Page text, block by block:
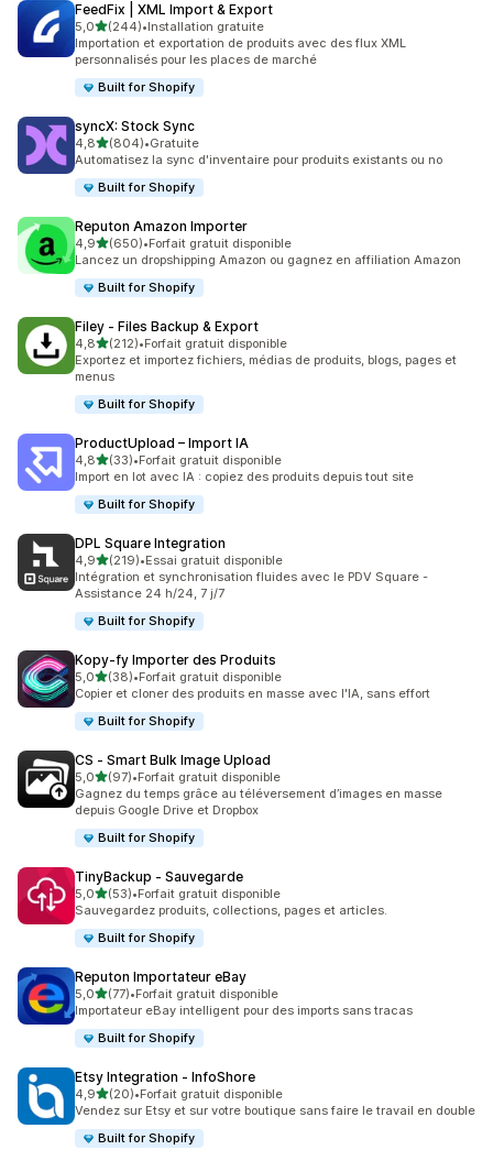
FeedFix | XML Import & Export
5,0étoile(s) sur 5
(244)
244 avis au total
•Installation gratuite
Importation et exportation de produits avec des flux XML
personnalisés pour les places de marché
Built for Shopify
syncX: Stock Sync
4,8étoile(s) sur 5
(804)
804 avis au total
•Gratuite
Automatisez la sync d'inventaire pour produits existants ou no
Built for Shopify
Reputon Amazon Importer
4,9étoile(s) sur 5
(650)
650 avis au total
•Forfait gratuit disponible
Lancez un dropshipping Amazon ou gagnez en affiliation Amazon
Built for Shopify
Filey ‑ Files Backup & Export
4,8étoile(s) sur 5
(212)
212 avis au total
•Forfait gratuit disponible
Exportez et importez fichiers, médias de produits, blogs, pages et
menus
Built for Shopify
ProductUpload – Import IA
4,8étoile(s) sur 5
(33)
33 avis au total
•Forfait gratuit disponible
Import en lot avec IA : copiez des produits depuis tout site
Built for Shopify
DPL Square Integration
4,9étoile(s) sur 5
(219)
219 avis au total
•Essai gratuit disponible
Intégration et synchronisation fluides avec le PDV Square -
Assistance 24 h/24, 7 j/7
Built for Shopify
Kopy‑fy Importer des Produits
5,0étoile(s) sur 5
(38)
38 avis au total
•Forfait gratuit disponible
Copier et cloner des produits en masse avec l'IA, sans effort
Built for Shopify
CS ‑ Smart Bulk Image Upload
5,0étoile(s) sur 5
(97)
97 avis au total
•Forfait gratuit disponible
Gagnez du temps grâce au téléversement d’images en masse
depuis Google Drive et Dropbox
Built for Shopify
TinyBackup ‑ Sauvegarde
5,0étoile(s) sur 5
(53)
53 avis au total
•Forfait gratuit disponible
Sauvegardez produits, collections, pages et articles.
Built for Shopify
Reputon Importateur eBay
5,0étoile(s) sur 5
(77)
77 avis au total
•Forfait gratuit disponible
Importateur eBay intelligent pour des imports sans tracas
Built for Shopify
Etsy Integration ‑ InfoShore
4,9étoile(s) sur 5
(20)
20 avis au total
•Forfait gratuit disponible
Vendez sur Etsy et sur votre boutique sans faire le travail en double
Built for Shopify